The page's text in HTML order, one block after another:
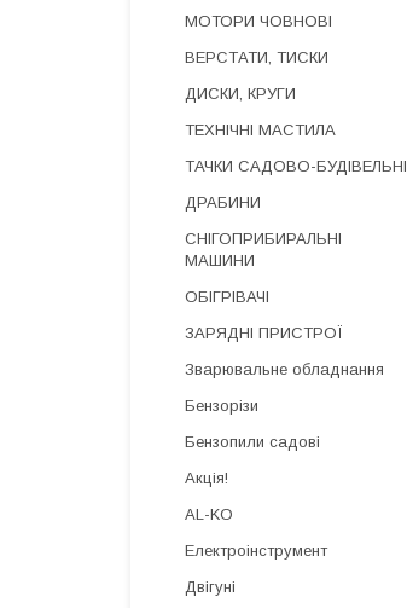
МОТОРИ ЧОВНОВІ
ВЕРСТАТИ, ТИСКИ
ДИСКИ, КРУГИ
ТЕХНІЧНІ МАСТИЛА
ТАЧКИ САДОВО-БУДІВЕЛЬНІ
ДРАБИНИ
СНІГОПРИБИРАЛЬНІ
МАШИНИ
ОБІГРІВАЧІ
ЗАРЯДНІ ПРИСТРОЇ
Зварювальне обладнання
Бензорізи
Бензопили садові
Акція!
AL-KO
Електроінструмент
Двігуні